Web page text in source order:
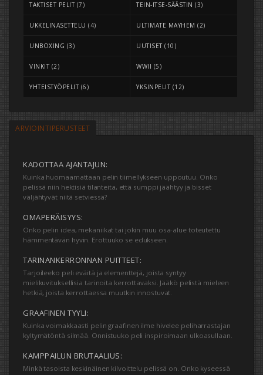
TAKTISET PELIT (7) TEIN-ITSE-SÄÄSTIN (3)
UKKELINASETTELU (4) ULTIMATE MAYHEM (2)
UNBOXING (3) UUTISET (10)
VINKIT (2) WWII (5)
YHTEISTYÖPELIT (6) YKSINPELIT (12)
ARVIOINTIPERUSTEET
KADOTTAA AJANTAJUN:
Kuinka huomaamattaan pelin tiimellykseen uppoutuu. Onko
pelissä niin hektisiä tilanteita, että sumppi jäähtyy ja bisset
väljähtyvät niitä setviessä?
OMAPERÄISYYS:
Onko pelin idea, mekaniikat tai jokin muu osa-alue toteutettu
hämmentävän hyvin. Erottuuko se edukseen.
TARINANKERRONNAN PUITTEET:
Tarjoileeko peli eväitä ja elementtejä, joista syntyy
mielikuvituksellisia tarinoita kerrottavaksi. Jääkö pelistä mieleen
hetkiä, joista kerrottaessa muutkin innostuvat.
GRAAFINEN TYYLI:
Kuinka voimakkaasti pelin graafinen ilme hivelee peliharrastajan
kyltymätöntä silmää. Onnistuuko peli inspiroimaan ulkoasullaan.
KAMPPAILUN BRUTAALIUS:
Minkä tasoista keskinäinen kilvoittelu pelissä on. Onko kyseessä